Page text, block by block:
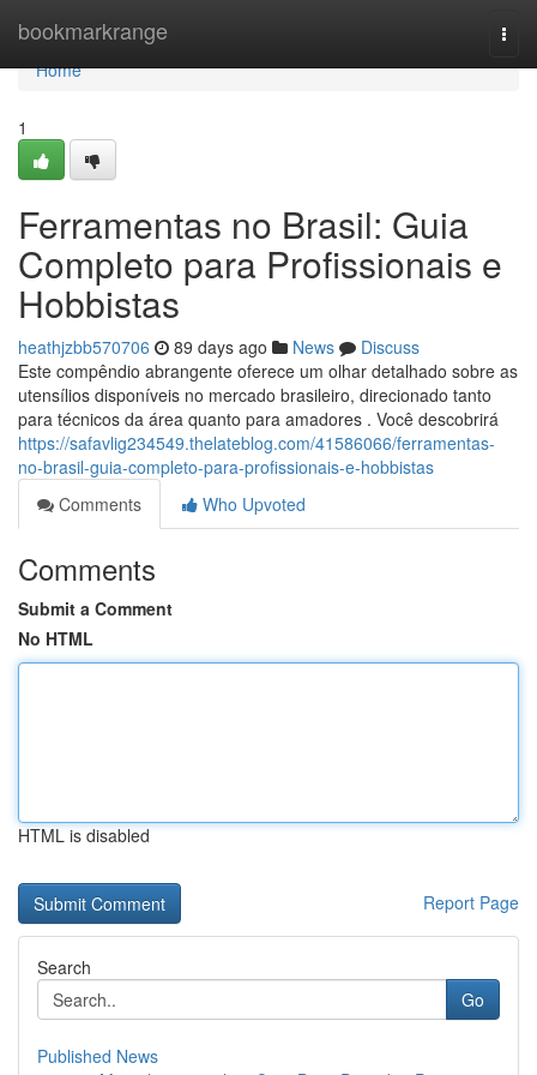
bookmarkrange
Home
Home
1
Ferramentas no Brasil: Guia
Completo para Profissionais e
Hobbistas
heathjzbb570706 89 days ago News
Discuss
Este compêndio abrangente oferece um olhar detalhado sobre as
utensílios disponíveis no mercado brasileiro, direcionado tanto
para técnicos da área quanto para amadores . Você descobrirá
https://safavlig234549.thelateblog.com/41586066/ferramentas-
no-brasil-guia-completo-para-profissionais-e-hobbistas
Comments
Who Upvoted
Comments
Submit a Comment
No HTML
HTML is disabled
Report Page
Search
Go
Published News